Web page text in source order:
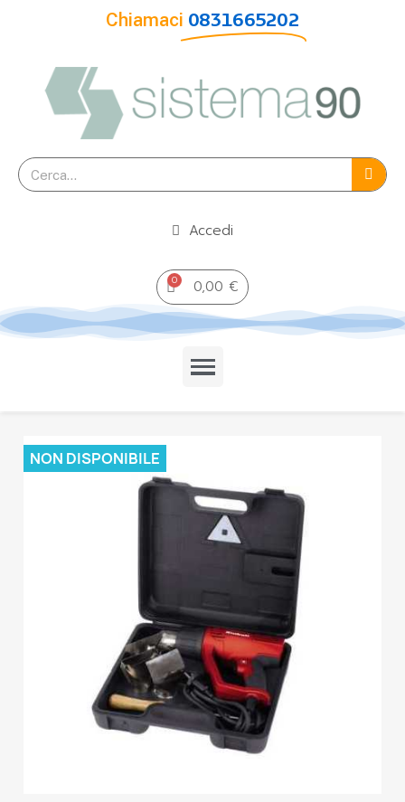
Chiamaci 0831665202
Accedi
0,00 €
NON DISPONIBILE